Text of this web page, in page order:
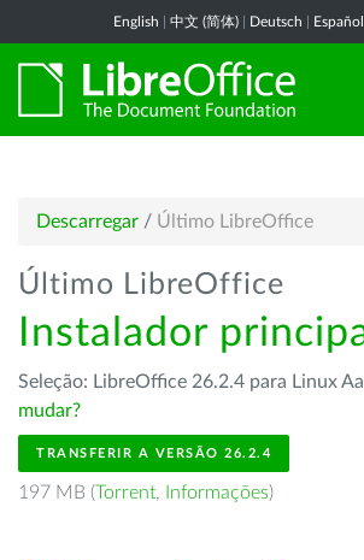
English 中文 (简体) Deutsch Español
Descarregar / Último LibreOffice
Último LibreOffice
Instalador
Seleção: LibreOffice 26.2.4 para Linux
mudar?
TRANSFERIR A VERSÃO 26.2.4
197 MB (Torrent, Informações)